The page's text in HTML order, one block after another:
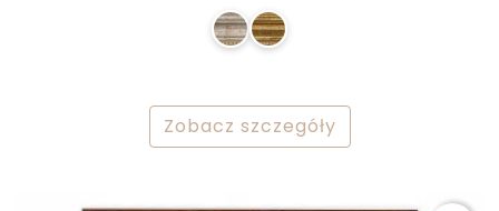
Zobacz szczegóły